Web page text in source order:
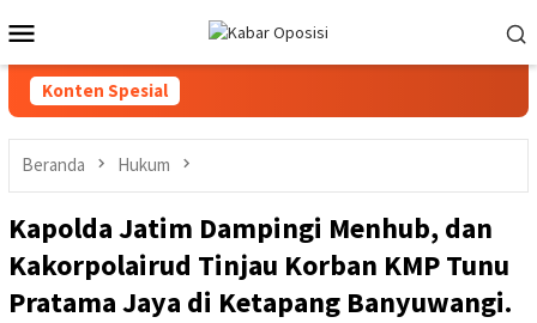
ke
kontenMobile
Konten Spesial
Beranda Hukum
Kapolda Jatim Dampingi Menhub, dan
Kakorpolairud Tinjau Korban KMP Tunu
Pratama Jaya di Ketapang Banyuwangi.